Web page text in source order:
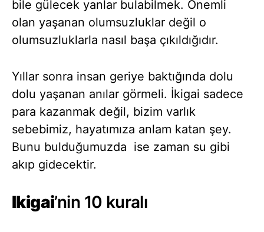
bile gülecek yanlar bulabilmek. Önemli
olan yaşanan olumsuzluklar değil o
olumsuzluklarla nasıl başa çıkıldığıdır.
Yıllar sonra insan geriye baktığında dolu
dolu yaşanan anılar görmeli. İkigai sadece
para kazanmak değil, bizim varlık
sebebimiz, hayatımıza anlam katan şey.
Bunu bulduğumuzda ise zaman su gibi
akıp gidecektir.
Ikigai’nin 10 kuralı